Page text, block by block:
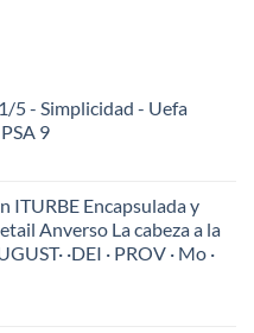
5 - Simplicidad - Uefa
9
€.
ITURBE Encapsulada y
Anverso La cabeza a la
·DEI · PROV · Mo ·